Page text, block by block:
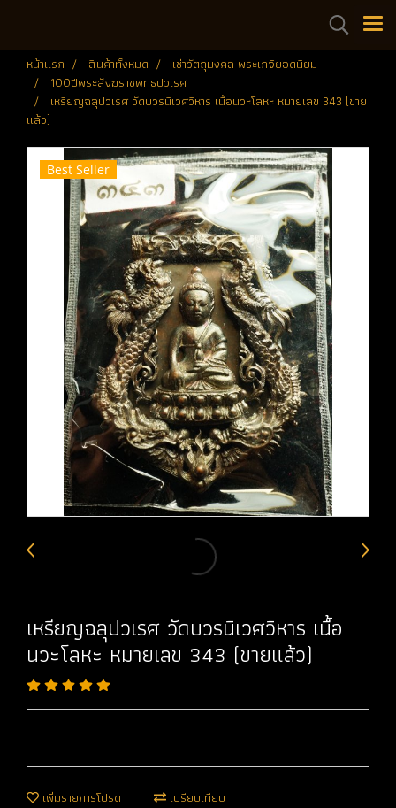
หน้าแรก สินค้าทั้งหมด
เช่าวัตถุมงคล พระเกจิยอดนิยม
100ปีพระสังฆราชพุทธปวเรศ
เหรียญฉลุปวเรศ วัดบวรนิเวศวิหาร เนื้อนวะโลหะ หมายเลข 343 (ขาย
แล้ว)
Best Seller
เหรียญฉลุปวเรศ วัดบวรนิเวศวิหาร เนื้อ
นวะโลหะ หมายเลข 343 (ขายแล้ว)
เพิ่มรายการโปรด เปรียบเทียบ